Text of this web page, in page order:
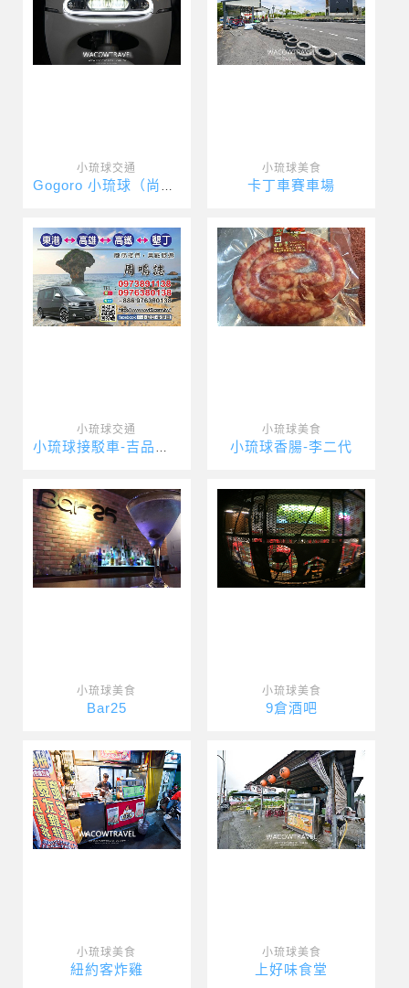
小琉球交通 小琉球美食
卡丁車賽車場
小琉球交通 小琉球美食
小琉球香腸-李二代
小琉球美食
Bar25
小琉球美食
9倉酒吧
小琉球美食
紐約客炸雞
小琉球美食
上好味食堂